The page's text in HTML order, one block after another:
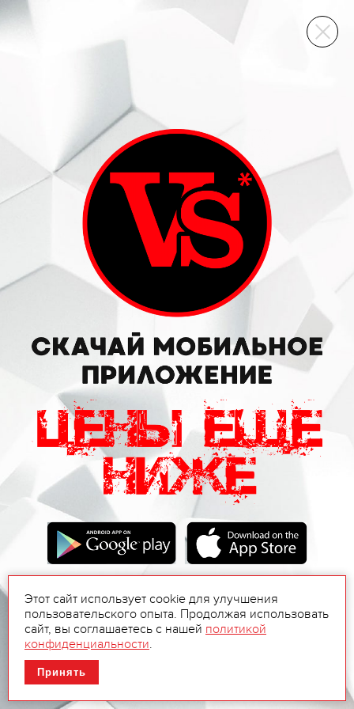
ВИННЫЙ СКЛАД
Этот сайт использует cookie для улучшения
пользовательского опыта. Продолжая использовать
сайт, вы соглашаетесь с нашей политикой
конфиденциальности.
Принять